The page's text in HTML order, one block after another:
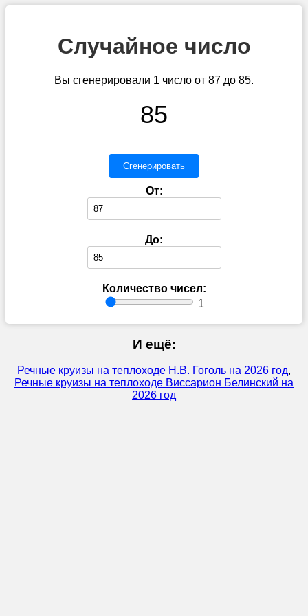
Случайное число
Вы сгенерировали 1 число от 87 до 85.
85
Сгенерировать
От:
До:
Количество чисел:
1
И ещё:
Речные круизы на теплоходе Н.В. Гоголь на 2026 год,
Речные круизы на теплоходе Виссарион Белинский на
2026 год